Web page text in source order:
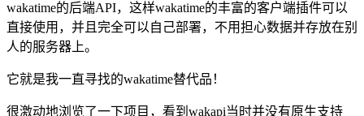
wakatime的后端API，这样wakatime的丰富的客户端插件可以
直接使用，并且完全可以自己部署，不用担心数据并存放在别
人的服务器上。
它就是我一直寻找的wakatime替代品！
很激动地浏览了一下项目，看到wakapi当时并没有原生支持